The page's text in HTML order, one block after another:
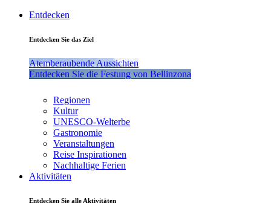
Entdecken
Entdecken Sie das Ziel
Atemberaubende Aussichten
Entdecken Sie die Festung von Bellinzona
Regionen
Kultur
UNESCO-Welterbe
Gastronomie
Veranstaltungen
Reise Inspirationen
Nachhaltige Ferien
Aktivitäten
Entdecken Sie alle Aktivitäten